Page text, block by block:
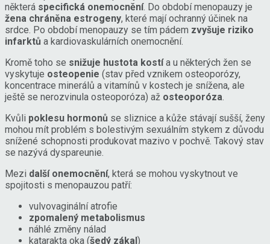
některá specifická onemocnění. Do období menopauzy je
žena chráněna estrogeny, které mají ochranný účinek na
srdce. Po období menopauzy se tím pádem zvyšuje riziko
infarktů a kardiovaskulárních onemocnění.
Kromě toho se snižuje hustota kostía u některých žen se
vyskytuje osteopenie (stav před vznikem osteoporózy,
koncentrace minerálů a vitamínů v kostech je snížena, ale
ještě se nerozvinula osteoporóza) až osteoporóza.
Kvůli poklesu hormonů se sliznice a kůže stávají sušší, ženy
mohou mít problém s bolestivým sexuálním stykem z důvodu
snížené schopnosti produkovat mazivo v pochvě. Takový stav
se nazývá dyspareunie.
Mezi další onemocnění, která se mohou vyskytnout ve
spojitosti s menopauzou patří:
vulvovaginální atrofie
zpomalený metabolismus
náhlé změny nálad
katarakta oka (šedý zákal )